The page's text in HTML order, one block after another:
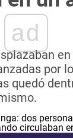
ad
por
quedó